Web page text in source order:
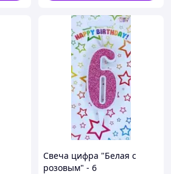
Свеча цифра "Белая с
розовым" - 6